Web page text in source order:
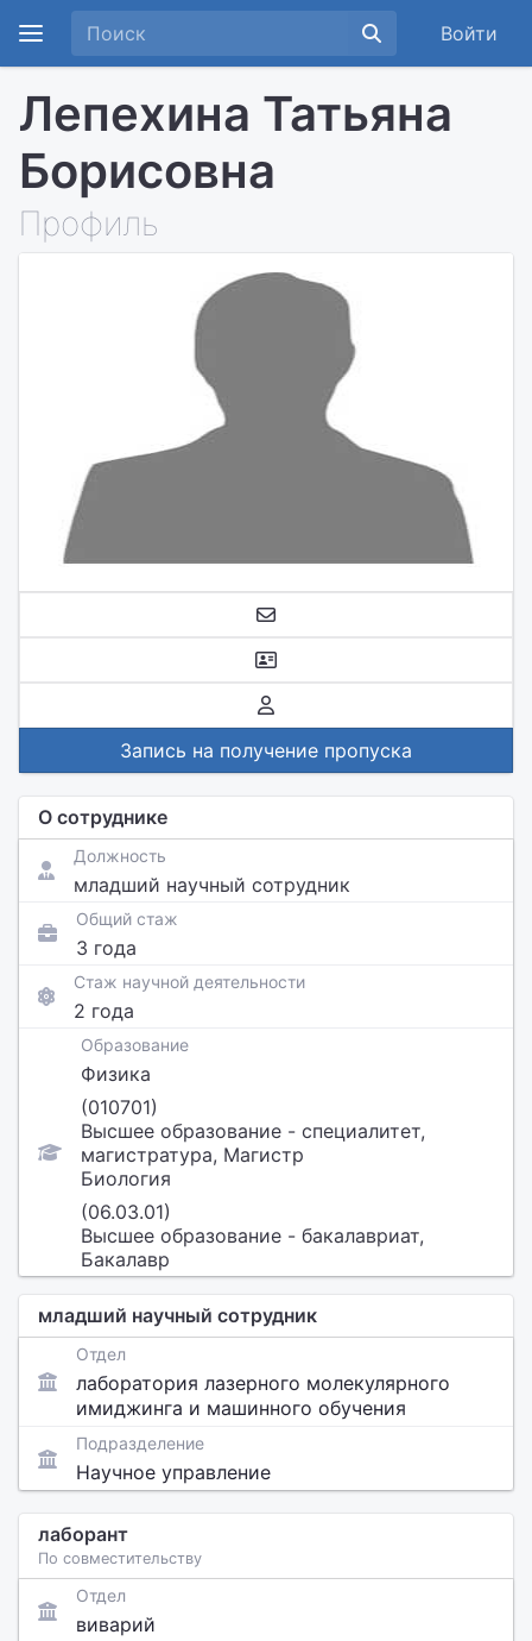
Войти
Лепехина Татьяна
Борисовна
Профиль
Запись на получение пропуска
О сотруднике
Должность
младший научный сотрудник
Общий стаж
3 года
Стаж научной деятельности
2 года
Образование
Физика
(010701)
Высшее образование - специалитет,
магистратура, Магистр
Биология
(06.03.01)
Высшее образование - бакалавриат,
Бакалавр
младший научный сотрудник
Отдел
лаборатория лазерного молекулярного
имиджинга и машинного обучения
Подразделение
Научное управление
лаборант
По совместительству
Отдел
виварий